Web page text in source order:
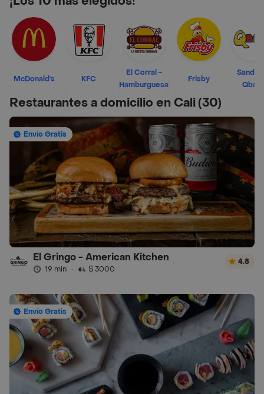
McDonald's KFC
El Corral -
Hamburguesa
Frisby
Restaurantes a domicilio en Cali(30)
Envío Gratis
El Gringo - American Kitchen
19 min · $ 3000
4.8
Envío Gratis